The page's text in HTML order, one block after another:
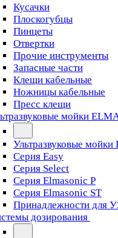
Кусачки
Плоскогубцы
Пинцеты
Отвертки
Прочие инструменты
Запасные части
Клещи кабельные
Ножницы кабельные
Пресс клещи
мойки
Ультразвуковые мойки
Серия Easy
Серия Select
Серия Elmasonic P
Серия Elmasonic ST
Принадлежности для
дозирования